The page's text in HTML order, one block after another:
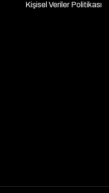
Kişisel Veriler Politikası